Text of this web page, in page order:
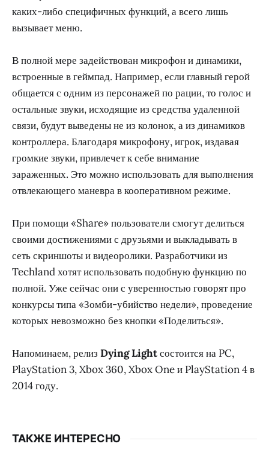
каких-либо специфичных функций, а всего лишь
вызывает меню.
В полной мере задействован микрофон и динамики,
встроенные в геймпад. Например, если главный герой
общается с одним из персонажей по рации, то голос и
остальные звуки, исходящие из средства удаленной
связи, будут выведены не из колонок, а из динамиков
контроллера. Благодаря микрофону, игрок, издавая
громкие звуки, привлечет к себе внимание
зараженных. Это можно использовать для выполнения
отвлекающего маневра в кооперативном режиме.
При помощи «Share» пользователи смогут делиться
своими достижениями с друзьями и выкладывать в
сеть скриншоты и видеоролики. Разработчики из
Techland хотят использовать подобную функцию по
полной. Уже сейчас они с уверенностью говорят про
конкурсы типа «Зомби-убийство недели», проведение
которых невозможно без кнопки «Поделиться».
Напоминаем, релиз Dying Lightсостоится на PC,
PlayStation 3, Xbox 360, Xbox One и PlayStation 4 в
2014 году.
ТАКЖЕ ИНТЕРЕСНО